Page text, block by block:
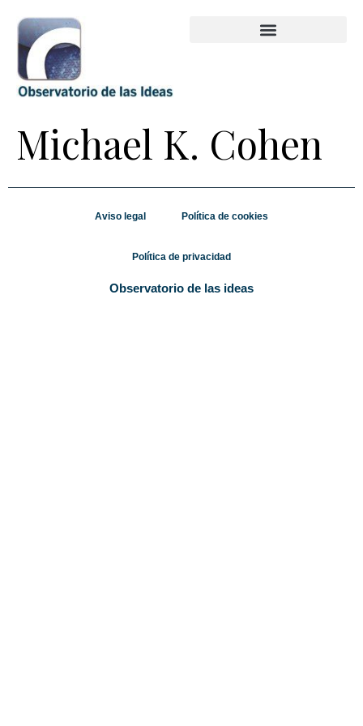
Michael K. Cohen
Aviso legal Política de cookies
Política de privacidad
Observatorio de las ideas